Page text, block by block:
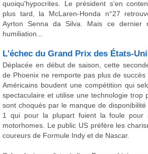
quoiqu'hypocrites. Le président s'en
plus tard, la McLaren-Honda n°27
Ayrton Senna da Silva. Mais ce dernier
humiliation...
L'échec du Grand Prix des États-
Déplacée en début de saison, cette
de Phoenix ne remporte pas plus de
Américains boudent une compétition qui
spectaculaire et utilise une technologie trop
sont choqués par le manque de
1 qui pour la plupart fuient la foule pour
motorhomes. Le public US préfère les
coureurs de Formule Indy et de Nascar.